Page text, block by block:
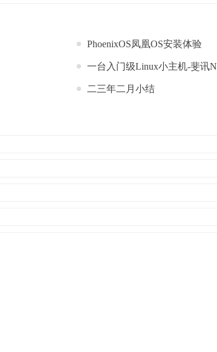
PhoenixOS凤凰OS安装体验
一台入门级Linux小主机-斐讯
二三年二月小结